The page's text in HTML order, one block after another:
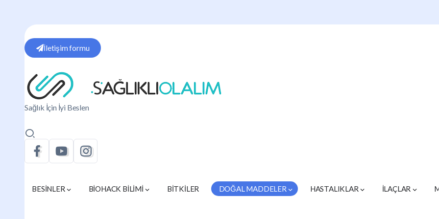
İletişim formu
Sağlık İçin İyi Beslen
BESİNLER BİOHACK BİLİMİ BİTKİLER DOĞAL MADDELER HASTALIKLAR İLAÇLAR